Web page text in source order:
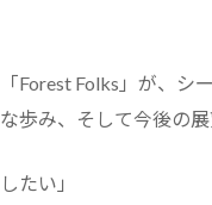
Forest Folks」が、シ
歩み、そして今後の
たい」